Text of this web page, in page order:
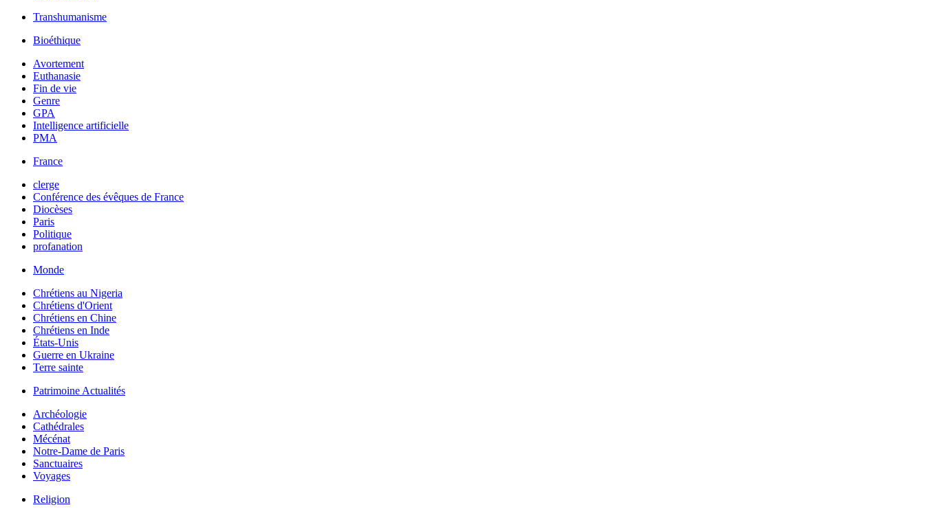
Transhumanisme
Bioéthique
Avortement
Euthanasie
Fin de vie
Genre
GPA
Intelligence artificielle
PMA
France
clerge
Conférence des évêques de France
Diocèses
Paris
Politique
profanation
Monde
Chrétiens au Nigeria
Chrétiens d'Orient
Chrétiens en Chine
Chrétiens en Inde
États-Unis
Guerre en Ukraine
Terre sainte
Patrimoine Actualités
Archéologie
Cathédrales
Mécénat
Notre-Dame de Paris
Sanctuaires
Voyages
Religion